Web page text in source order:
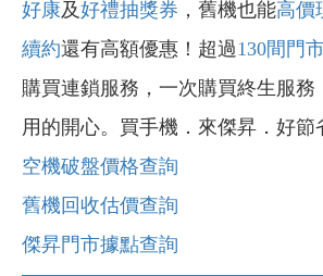
好康及好禮抽獎券 ，舊機也能高價
續約還有高額優惠！超過130間門
購買連鎖服務，一次購買終生服務
用的開心。買手機．來傑昇．好節
空機破盤價格查詢
舊機回收估價查詢
傑昇門市據點查詢